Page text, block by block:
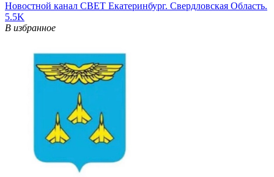
Новостной канал СВЕТ Екатеринбург. Свердловская Область.
5.5K
В избранное